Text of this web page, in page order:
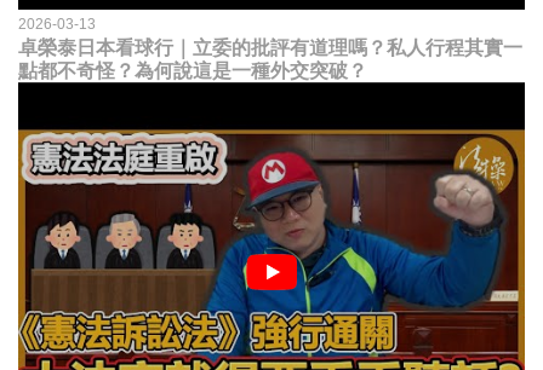
2026-03-13
卓榮泰日本看球行｜立委的批評有道理嗎？私人行程其實一
點都不奇怪？為何說這是一種外交突破？